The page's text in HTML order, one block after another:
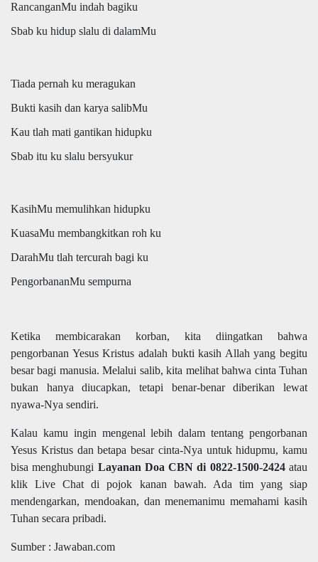
RancanganMu indah bagiku
Sbab ku hidup slalu di dalamMu
Tiada pernah ku meragukan
Bukti kasih dan karya salibMu
Kau tlah mati gantikan hidupku
Sbab itu ku slalu bersyukur
KasihMu memulihkan hidupku
KuasaMu membangkitkan roh ku
DarahMu tlah tercurah bagi ku
PengorbananMu sempurna
Ketika membicarakan korban, kita diingatkan bahwa
pengorbanan Yesus Kristus adalah bukti kasih Allah yang begitu
besar bagi manusia. Melalui salib, kita melihat bahwa cinta Tuhan
bukan hanya diucapkan, tetapi benar-benar diberikan lewat
nyawa-Nya sendiri.
Kalau kamu ingin mengenal lebih dalam tentang pengorbanan
Yesus Kristus dan betapa besar cinta-Nya untuk hidupmu, kamu
bisa menghubungi Layanan Doa CBN di 0822-1500-2424atau
klik Live Chat di pojok kanan bawah. Ada tim yang siap
mendengarkan, mendoakan, dan menemanimu memahami kasih
Tuhan secara pribadi.
Sumber : Jawaban.com